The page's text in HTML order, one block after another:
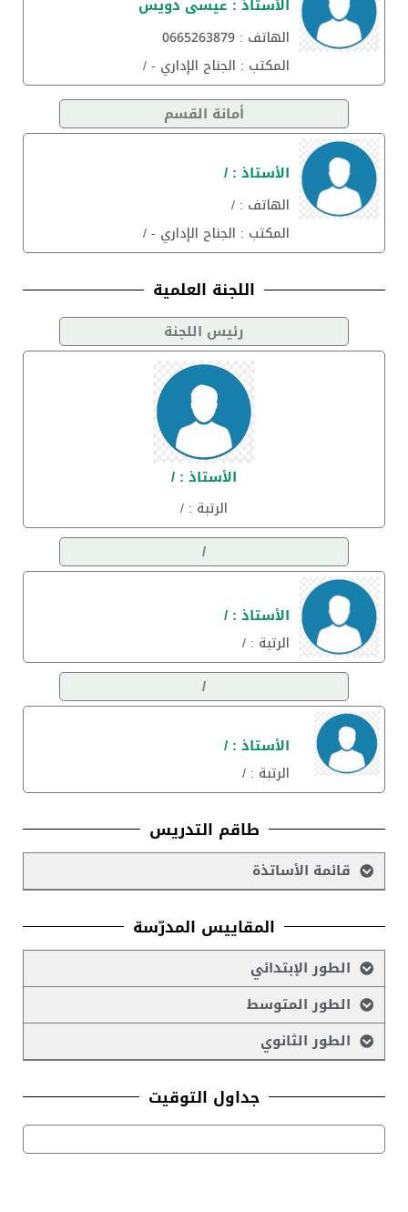
الأستاذ : عيسى دويس
الهاتف : 0665263879
المكتب : الجناح الإداري - /
أمانة القسم
الأستاذ : /
الهاتف : /
المكتب : الجناح الإداري - /
اللجنة العلمية
رئيس اللجنة
الأستاذ : /
الرتبة : /
/
الأستاذ : /
الرتبة : /
/
الأستاذ : /
الرتبة : /
طاقم التدريس
قائمة الأساتذة
المقاييس المدرّسة
الطور الإبتدائي
الطور المتوسط
الطور الثانوي
جداول التوقيت